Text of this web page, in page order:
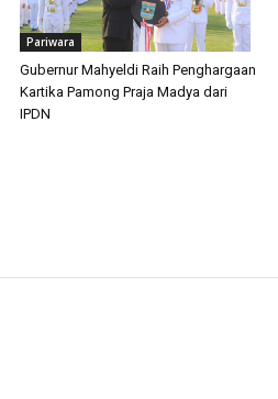
Pariwara
Gubernur Mahyeldi Raih Penghargaan
Kartika Pamong Praja Madya dari
IPDN